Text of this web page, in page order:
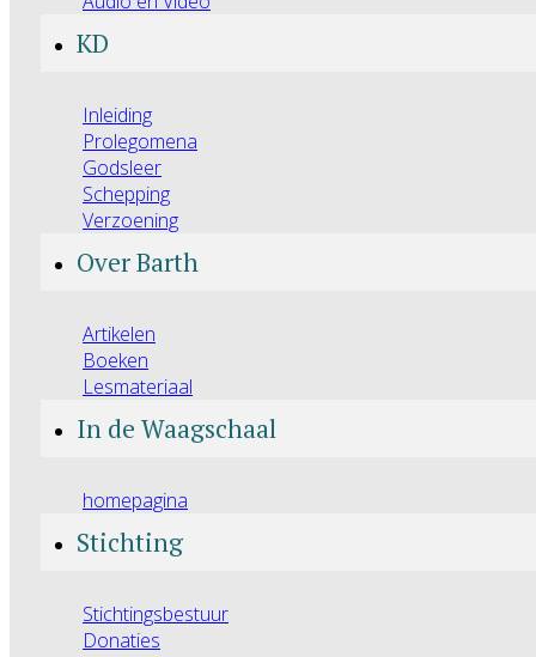
KD
Inleiding
Prolegomena
Godsleer
Schepping
Verzoening
Over Barth
Artikelen
Boeken
Lesmateriaal
In de Waagschaal
homepagina
Stichting
Stichtingsbestuur
Donaties